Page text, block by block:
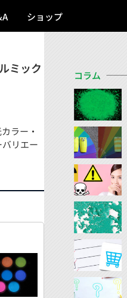
ショップ
ミック
ラー・
リエー
コラム